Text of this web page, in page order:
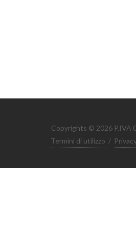
Copyrights © 2026 P.IVA
Termini di utilizzo /